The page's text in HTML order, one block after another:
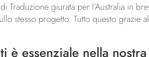
Traduzione giurata per l’Australia in
stesso progetto. Tutto questo
è essenziale nella